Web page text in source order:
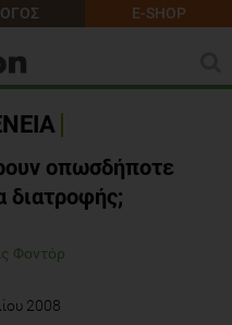
E-SHOP
οπωσδήποτε
Φοντόρ
2008